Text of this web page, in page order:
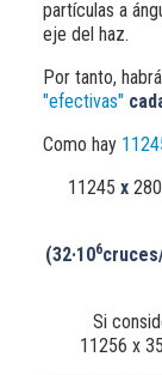
partículas a
eje del haz.
Por tanto,
"efectivas"
Como hay
11245 x
(32·106
Si
11256 x